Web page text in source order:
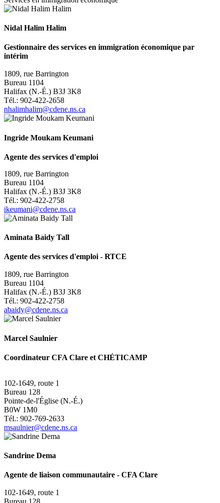
Nidal Halim Halim
Gestionnaire des services en immigration économique par
intérim
1809, rue Barrington
Bureau 1104
Halifax (N.-É.) B3J 3K8
Tél.: 902-422-2658
nhalimhalim@cdene.ns.ca
Ingride Moukam Keumani
Agente des services d'emploi
1809, rue Barrington
Bureau 1104
Halifax (N.-É.) B3J 3K8
Tél.: 902-422-2758
ikeumani@cdene.ns.ca
Aminata Baidy Tall
Agente des services d'emploi - RTCE
1809, rue Barrington
Bureau 1104
Halifax (N.-É.) B3J 3K8
Tél.: 902-422-2758
abaidy@cdene.ns.ca
Marcel Saulnier
Coordinateur CFA Clare et CHÉTICAMP
102-1649, route 1
Bureau 128
Pointe-de-l'Église (N.-É.)
B0W 1M0
Tél.: 902-769-2633
msaulnier@cdene.ns.ca
Sandrine Dema
Agente de liaison communautaire - CFA Clare
102-1649, route 1